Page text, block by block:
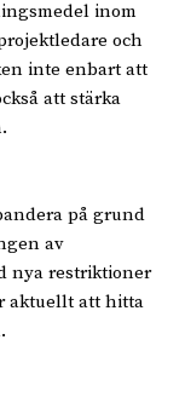
inom
och
inte enbart att
att stärka
på grund
av
nya restriktioner
aktuellt att hitta